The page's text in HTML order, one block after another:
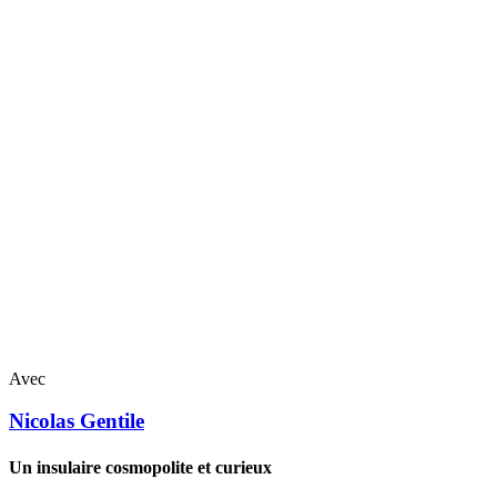
Avec
Nicolas Gentile
Un insulaire cosmopolite et curieux